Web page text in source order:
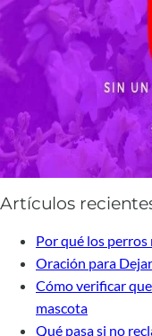
Artículos
Por qué los
Oración para
Cómo verificar
mascota
Qué pasa si no